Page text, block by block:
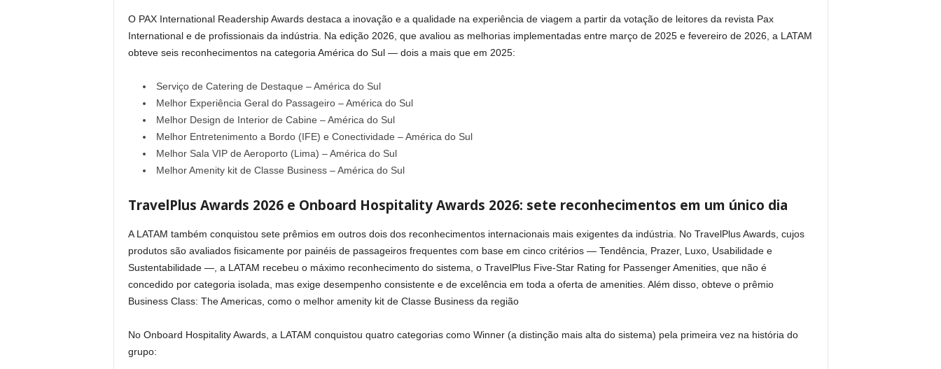
O PAX International Readership Awards destaca a inovação e a qualidade na experiência de viagem a partir da votação de leitores da revista Pax
International e de profissionais da indústria. Na edição 2026, que avaliou as melhorias implementadas entre março de 2025 e fevereiro de 2026, a LATAM
obteve seis reconhecimentos na categoria América do Sul — dois a mais que em 2025:
Serviço de Catering de Destaque – América do Sul
Melhor Experiência Geral do Passageiro – América do Sul
Melhor Design de Interior de Cabine – América do Sul
Melhor Entretenimento a Bordo (IFE) e Conectividade – América do Sul
Melhor Sala VIP de Aeroporto (Lima) – América do Sul
Melhor Amenity kit de Classe Business – América do Sul
TravelPlus Awards 2026 e Onboard Hospitality Awards 2026: sete reconhecimentos em um único dia
A LATAM também conquistou sete prêmios em outros dois dos reconhecimentos internacionais mais exigentes da indústria. No TravelPlus Awards, cujos
produtos são avaliados fisicamente por painéis de passageiros frequentes com base em cinco critérios — Tendência, Prazer, Luxo, Usabilidade e
Sustentabilidade —, a LATAM recebeu o máximo reconhecimento do sistema, o TravelPlus Five‑Star Rating for Passenger Amenities, que não é
concedido por categoria isolada, mas exige desempenho consistente e de excelência em toda a oferta de amenities. Além disso, obteve o prêmio
Business Class: The Americas, como o melhor amenity kit de Classe Business da região
No Onboard Hospitality Awards, a LATAM conquistou quatro categorias como Winner (a distinção mais alta do sistema) pela primeira vez na história do
grupo: